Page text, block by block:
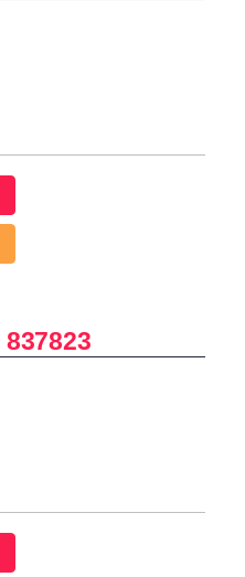
837823